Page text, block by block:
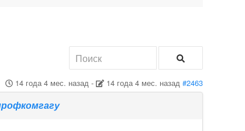
14 года 4 мес. назад- 14 года 4 мес. назад #2463